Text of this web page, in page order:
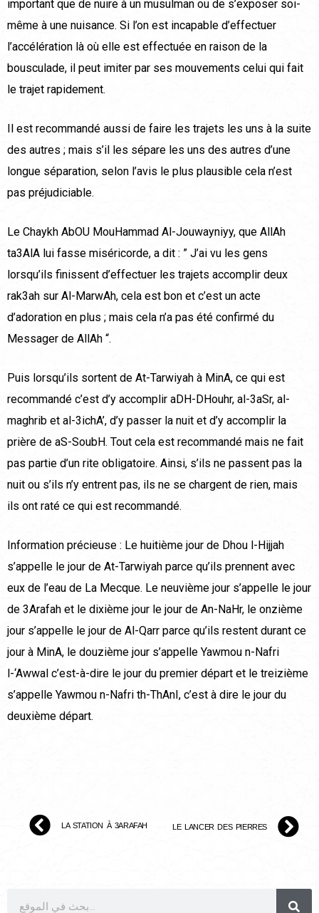
important que de nuire à un musulman ou de s’exposer soi-
même à une nuisance. Si l’on est incapable d’effectuer
l’accélération là où elle est effectuée en raison de la
bousculade, il peut imiter par ses mouvements celui qui fait
le trajet rapidement.
Il est recommandé aussi de faire les trajets les uns à la suite
des autres ; mais s’il les sépare les uns des autres d’une
longue séparation, selon l’avis le plus plausible cela n’est
pas préjudiciable.
Le Chaykh AbOU MouHammad Al-Jouwayniyy, que AllAh
ta3AlA lui fasse miséricorde, a dit : ” J’ai vu les gens
lorsqu’ils finissent d’effectuer les trajets accomplir deux
rak3ah sur Al-MarwAh, cela est bon et c’est un acte
d’adoration en plus ; mais cela n’a pas été confirmé du
Messager de AllAh “.
Puis lorsqu’ils sortent de At-Tarwiyah à MinA, ce qui est
recommandé c’est d’y accomplir aDH-DHouhr, al-3aSr, al-
maghrib et al-3ichA’, d’y passer la nuit et d’y accomplir la
prière de aS-SoubH. Tout cela est recommandé mais ne fait
pas partie d’un rite obligatoire. Ainsi, s’ils ne passent pas la
nuit ou s’ils n’y entrent pas, ils ne se chargent de rien, mais
ils ont raté ce qui est recommandé.
Information précieuse : Le huitième jour de Dhou l-Hijjah
s’appelle le jour de At-Tarwiyah parce qu’ils prennent avec
eux de l’eau de La Mecque. Le neuvième jour s’appelle le jour
de 3Arafah et le dixième jour le jour de An-NaHr, le onzième
jour s’appelle le jour de Al-Qarr parce qu’ils restent durant ce
jour à MinA, le douzième jour s’appelle Yawmou n-Nafri
l-‘Awwal c’est-à-dire le jour du premier départ et le treizième
s’appelle Yawmou n-Nafri th-ThAnI, c’est à dire le jour du
deuxième départ.
LA STATION À 3ARAFAH LE LANCER DES PIERRES